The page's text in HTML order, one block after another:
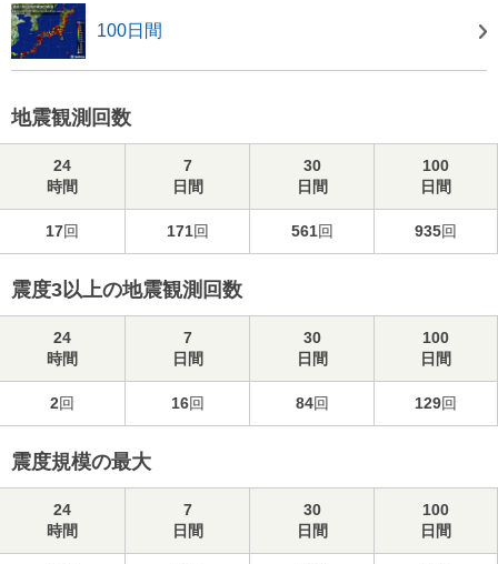
100日間
地震観測回数
24
時間
7
日間
30
日間
100
日間
17回 171回 561回 935回
震度3以上の地震観測回数
24
時間
7
日間
30
日間
100
日間
2回 16回 84回 129回
震度規模の最大
24
時間
7
日間
30
日間
100
日間